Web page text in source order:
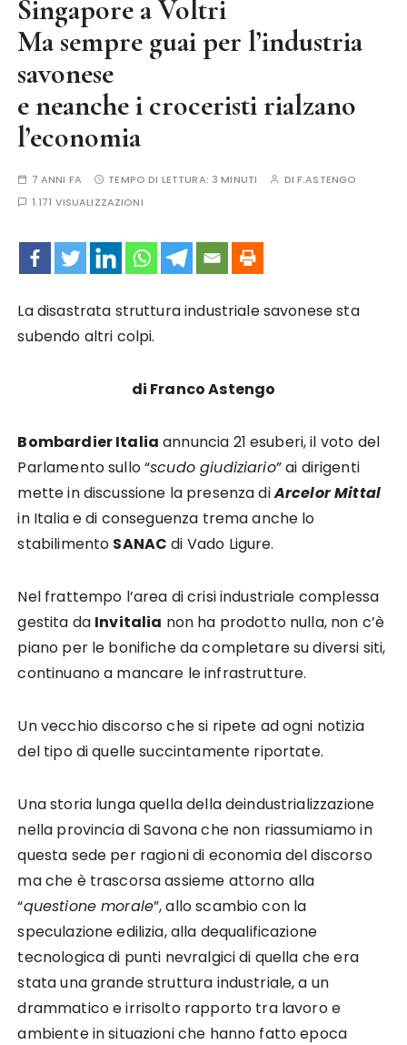
Singapore a Voltri
Ma sempre guai per l’industria
savonese
e neanche i croceristi rialzano
l’economia
7 ANNI FA TEMPO DI LETTURA: 3 MINUTI DI F.ASTENGO
1.171 VISUALIZZAZIONI
La disastrata struttura industriale savonese sta
subendo altri colpi.
di Franco Astengo
Bombardier Italia annuncia 21 esuberi, il voto del
Parlamento sullo “scudo giudiziario” ai dirigenti
mette in discussione la presenza diArcelor Mittal
in Italia e di conseguenza trema anche lo
stabilimento SANAC di Vado Ligure.
Nel frattempo l’area di crisi industriale complessa
gestita da Invitalia non ha prodotto nulla, non c’è
piano per le bonifiche da completare su diversi siti,
continuano a mancare le infrastrutture.
Un vecchio discorso che si ripete ad ogni notizia
del tipo di quelle succintamente riportate.
Una storia lunga quella della deindustrializzazione
nella provincia di Savona che non riassumiamo in
questa sede per ragioni di economia del discorso
ma che è trascorsa assieme attorno alla
“questione morale”, allo scambio con la
speculazione edilizia, alla dequalificazione
tecnologica di punti nevralgici di quella che era
stata una grande struttura industriale, a un
drammatico e irrisolto rapporto tra lavoro e
ambiente in situazioni che hanno fatto epoca